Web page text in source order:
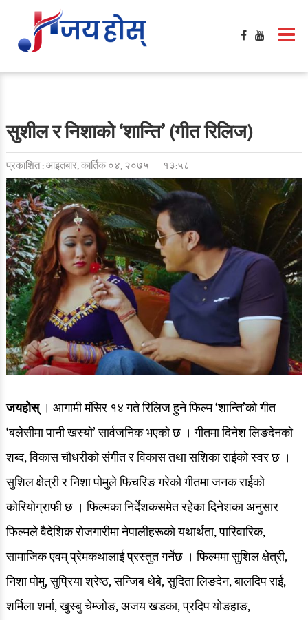
सुशील र निशाको ‘शान्ति’ (गीत रिलिज)
प्रकाशित : आइतबार, कार्तिक ०४, २०७५ १३:५८
जयहोस्। आगामी मंसिर १४ गते रिलिज हुने फिल्म ‘शान्ति’को गीत
‘बलेसीमा पानी खस्यो’ सार्वजनिक भएको छ । गीतमा दिनेश लिङदेनको
शब्द, विकास चौधरीको संगीत र विकास तथा सशिका राईको स्वर छ ।
सुशिल क्षेत्री र निशा पोमुले फिचरिङ गरेको गीतमा जनक राईको
कोरियोग्राफी छ । फिल्मका निर्देशकसमेत रहेका दिनेशका अनुसार
फिल्मले वैदेशिक रोजगारीमा नेपालीहरूको यथार्थता, पारिवारिक,
सामाजिक एवम् प्रेमकथालाई प्रस्तुत गर्नेछ । फिल्ममा सुशिल क्षेत्री,
निशा पोमु, सुप्रिया श्रेष्ठ, सन्जिब थेबे, सुदिता लिङदेन, बालदिप राई,
शर्मिला शर्मा, खुस्बु चेम्जोङ, अजय खडका, प्रदिप योङहाङ,